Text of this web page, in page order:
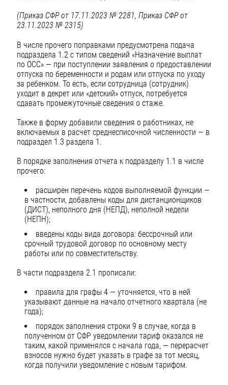
(Приказ СФР от 17.11.2023 № 2281, Приказ СФР от
23.11.2023 № 2315)
В числе прочего поправками предусмотрена подача
подраздела 1.2 с типом сведений «Назначение выплат
по ОСС» — при поступлении заявления о предоставлении
отпуска по беременности и родам или отпуска по уходу
за ребенком. То есть, если сотрудница (сотрудник)
уходит в декрет или «детский» отпуск, потребуется
сдавать промежуточные сведения о стаже.
Также в форму добавили сведения о работниках, не
включаемых в расчет среднесписочной численности — в
подраздел 1.3 раздела 1.
В порядке заполнения отчета к подразделу 1.1 в числе
прочего:
расширен перечень кодов выполняемой функции —
в частности, добавлены коды для дистанционщиков
(ДИСТ), неполного дня (НЕПД), неполной недели
(НЕПН);
введены коды вида договора: бессрочный или
срочный трудовой договор по основному месту
работы или по совместительству.
В части подраздела 2.1 прописали:
правила для графы 4 — уточняется, что в ней
указывают данные на начало отчетного квартала (не
года);
порядок заполнения строки 9 в случае, когда в
полученном от СФР уведомлении тариф оказался не
таким, какой применялся с начала года, — перерасчет
взносов нужно будет указать в графе за тот месяц,
когда получили уведомление с новым тарифом.